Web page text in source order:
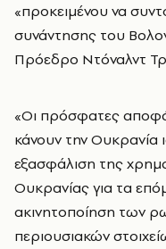
«προκειμένου να
συνάντησης του
Πρόεδρο Ντόναλντ
«Οι πρόσφατες
κάνουν την Ουκρανία
εξασφάλιση της
Ουκρανίας για τα
ακινητοποίηση των
περιουσιακών